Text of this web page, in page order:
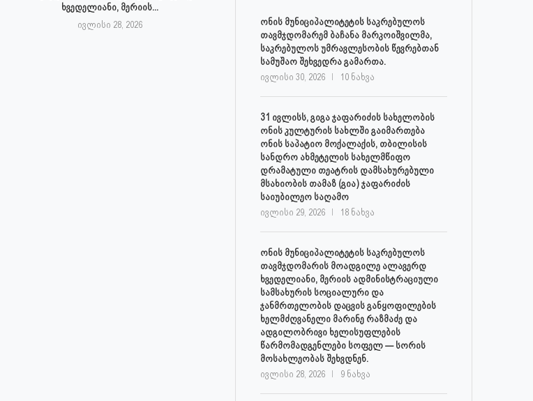
ხვედელიანი, მერიის...
ივლისი 28, 2026 ივლისი 27, 2026
ონის მუნიციპალიტეტის საკრებულოს
თავმჯდომარემ ბაჩანა მარკოიშვილმა,
საკრებულოს უმრავლესობის წევრებთან
სამუშაო შეხვედრა გამართა.
ივლისი 30, 2026 10 ნახვა
31 ივლისს, გიგა ჯაფარიძის სახელობის
ონის კულტურის სახლში გაიმართება
ონის საპატიო მოქალაქის, თბილისის
სანდრო ახმეტელის სახელმწიფო
დრამატული თეატრის დამსახურებული
მსახიობის თამაზ (გია) ჯაფარიძის
საიუბილეო საღამო
ივლისი 29, 2026 18 ნახვა
ონის მუნიციპალიტეტის საკრებულოს
თავმჯდომარის მოადგილე ალავერდ
ხვედელიანი, მერიის ადმინისტრაციული
სამსახურის სოციალური და
ჯანმრთელობის დაცვის განყოფილების
ხელმძღვანელი მარინე რაზმაძე და
ადგილობრივი ხელისუფლების
წარმომადგენლები სოფელ — სორის
მოსახლეობას შეხვდნენ.
ივლისი 28, 2026 9 ნახვა